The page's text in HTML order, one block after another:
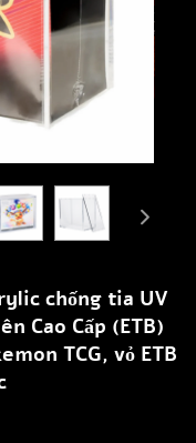
chống tia UV
Cao Cấp (ETB)
TCG, vỏ ETB